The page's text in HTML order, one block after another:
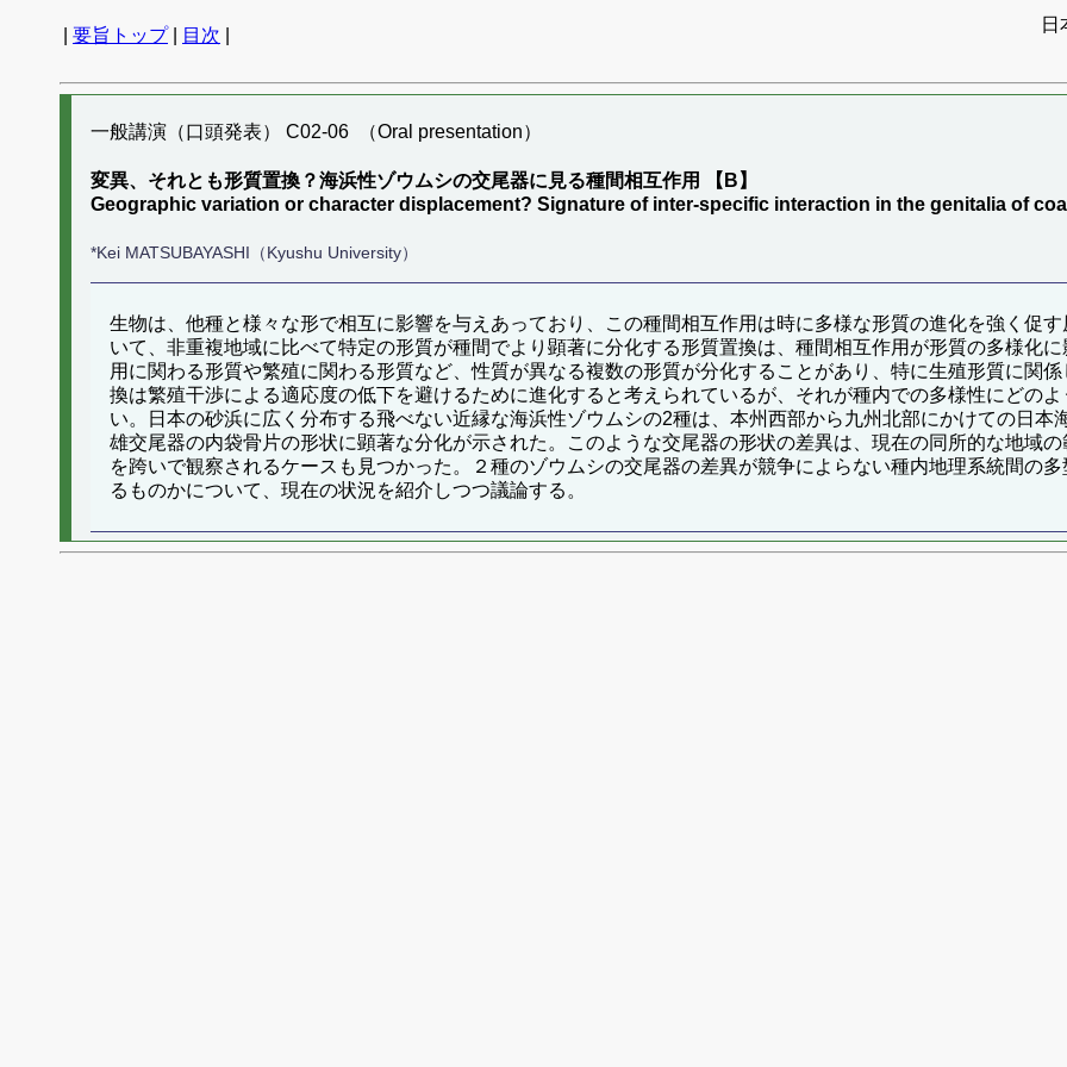
要旨トップ| 目次
日
一般講演（口頭発表） C02-06 （Oral presentation）
変異、それとも形質置換？海浜性ゾウムシの交尾器に見る種間相互作用 【B】
Geographic variation or character displacement? Signature of inter-specific interaction in the genitalia of
*Kei MATSUBAYASHI（Kyushu University）
生物は、他種と様々な形で相互に影響を与えあっており、この種間相互作用は時に多様な形質の進化を強く促
いて、非重複地域に比べて特定の形質が種間でより顕著に分化する形質置換は、種間相互作用が形質の多様化
用に関わる形質や繁殖に関わる形質など、性質が異なる複数の形質が分化することがあり、特に生殖形質に関
換は繁殖干渉による適応度の低下を避けるために進化すると考えられているが、それが種内での多様性にどの
い。日本の砂浜に広く分布する飛べない近縁な海浜性ゾウムシの2種は、本州西部から九州北部にかけての日
雄交尾器の内袋骨片の形状に顕著な分化が示された。このような交尾器の形状の差異は、現在の同所的な地域
を跨いで観察されるケースも見つかった。２種のゾウムシの交尾器の差異が競争によらない種内地理系統間の
るものかについて、現在の状況を紹介しつつ議論する。